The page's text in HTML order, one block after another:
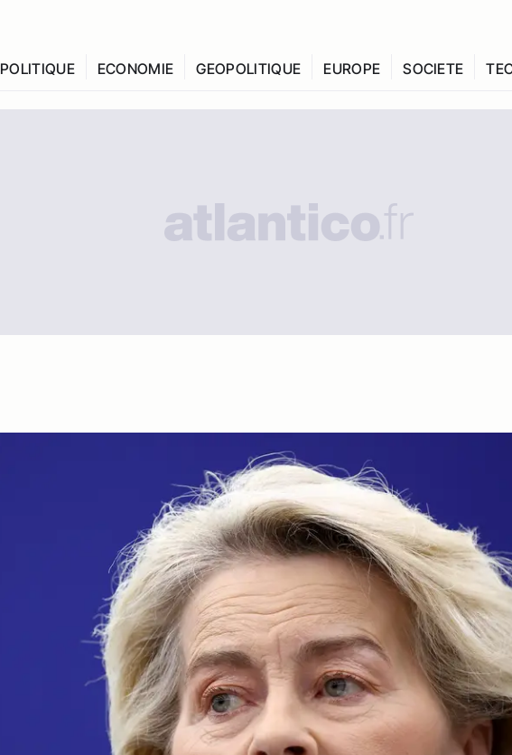
POLITIQUE ECONOMIE GEOPOLITIQUE EUROPE SOCIETE